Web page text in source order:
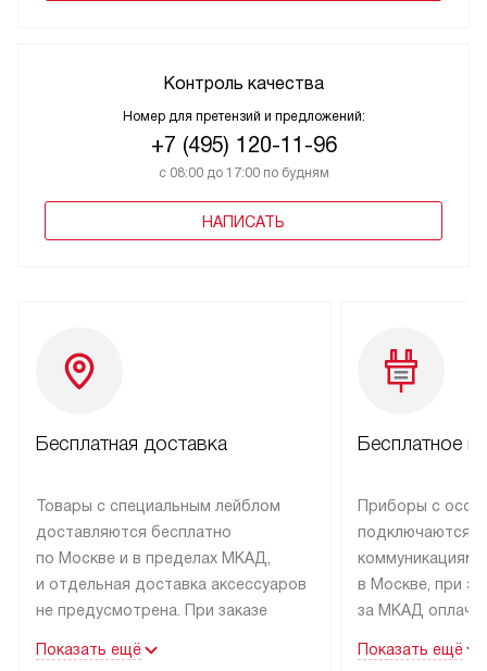
Контроль качества
Номер для претензий и предложений:
+7 (495) 120-11-96
с 08:00 до 17:00 по будням
НАПИСАТЬ
Бесплатная доставка
Товары с специальным лейблом
доставляются бесплатно
по Москве и в пределах МКАД,
и отдельная доставка аксессуаров
не предусмотрена. При заказе
рекомендуем обсудить
Показать ещё
Бесплатное
Приборы с
подключаются к
коммуникациям
в Москве, при
за МКАД
партнера
Показать ещё